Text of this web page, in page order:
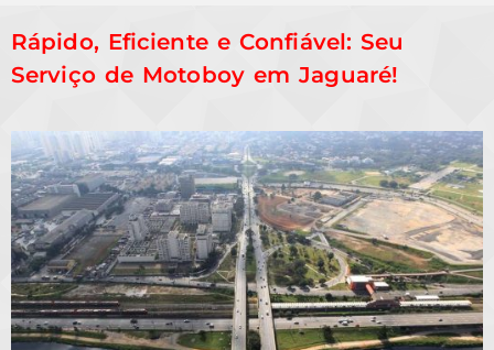
Rápido, Eficiente e Confiável: Seu
Serviço de Motoboy em Jaguaré!